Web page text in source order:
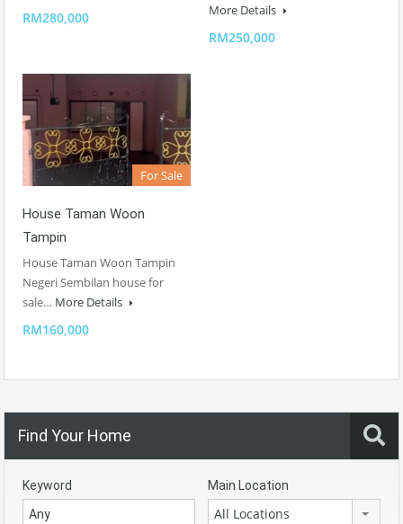
RM280,000
More Details
RM250,000
For Sale
House Taman Woon
Tampin
House Taman Woon Tampin
Negeri Sembilan house for
sale… More Details
RM160,000
Find Your Home
Keyword Main Location
All Locations